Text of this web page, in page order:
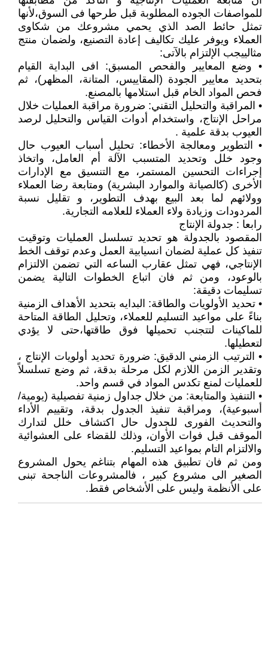
للمواصفات الجوده المطلوبة قبل طرحها فى السوق،لأنها
تمثل حائط الصد الذي يحمي مشروعك من شكاوى
العملاء ويوفر عليك تكاليف إعادة التصنيع، ولضمان منتج
مثالييجب الإلتزام بالآتى:
• وضع المعايير والفحص المسبق: افى البداية القيام
بتحديد معايير الجودة (المقاييس، المتانة، المظهر)، ثم
فحص المواد الخام قبل استلامها بالمصنع.
• المراقبة والتحليل التقني: ضرورة مراقبة العمليات خلال
مراحل الإنتاج، واستخدام أدوات القياس والتحليل لرصد
العيوب بدقة علمية .
• التطوير ومعالجة الأخطاء: تحليل أسباب العيوب حال
وجود خلل وتحديد المتسبب الآلة أم العامل، واتخاذ
إجراءات التحسين المستمر، مع التنسيق مع الإدارات
الأخرى (كالصيانة والموارد البشرية) ومتابعة رضا العملاء
وولائهم لما بعد البيع بهدف التطوير، و تقليل نسبة
المردودات وزيادة ولاء العملاء للعلامه التجارية.
رابعا : جدولة الإنتاج
المقصود بالجدولة هو تحديد تسلسل العمليات وتوقيت
تنفيذ كل عملية لضمان انسيابية العمل وعدم توقف الخط
الإنتاجي، فهي تمثل عقارب الساعه التي تضمن الالتزام
بالوعود، ومن ثم فان اتباع الخطوات التالية يضمن
تسليمات دقيقة:
• تحديد الأولويات والطاقة: البدايه بتحديد الأهداف الزمنية
بناءً على مواعيد التسليم للعملاء، وتحليل الطاقة المتاحة
للماكينات لتتجنب تحميلها فوق طاقتها،حتى لا يؤدي
لتعطيلها.
• الترتيب الزمني الدقيق: ضرورة تحديد أولويات الإنتاج ،
وتقدير الزمن اللازم لكل مرحلة بدقة، ثم وضع تسلسلاً
للعمليات لمنع تكدس المواد في قسم واحد.
• التنفيذ والمتابعة: من خلال جداول زمنية تفصيلية (يومية/
أسبوعية)، ومراقبة تنفيذ الجدول بدقة، وتقييم الأداء
والتحديث الفورى للجدول حال اكتشاف خلل لتدارك
الموقف قبل فوات الأوان، وذلك للقضاء على العشوائية
والالتزام التام بمواعيد التسليم.
ومن ثم فان تطبيق هذه المهام بتناغم يحول المشروع
الصغير الى مشروع كبير ، فالمشروعات الناجحة تبنى
على الأنظمة وليس على الأشخاص فقط.